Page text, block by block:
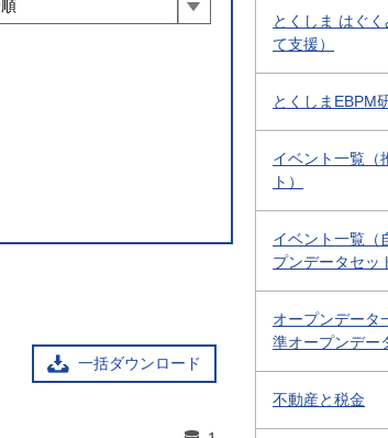
一括ダウンロード
とくしま はぐ
て支援）
とくしまEBPM
イベント一覧（
ト）
イベント一覧（
プンデータセッ
オープンデータ
準オープンデー
不動産と税金